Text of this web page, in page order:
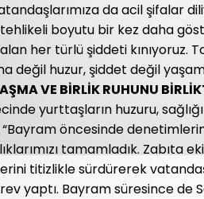
da acil şifalar
tehlikeli boyutu bir kez daha
her türlü şiddeti kınıyoruz.
değil huzur, şiddet değil yaşam
VE BİRLİK RUHUNU
yurttaşların huzuru,
öncesinde
tamamladık. Zabıta
titizlikle sürdürerek
yaptı. Bayram süresince de